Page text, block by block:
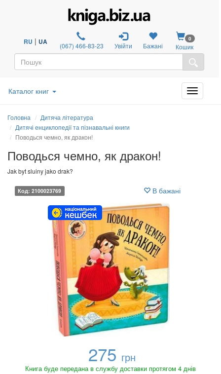
RU | UA (067) 466-83-23 Увійти Бажані
0
Кошик
Каталог книг
Головна
Дитяча література
Дитячі енциклопедії та пізнавальні книги
Поводься чемно, як дракон!
Поводься чемно, як дракон!
Jak byt sluiny jako drak?
Код: 2100023769 В бажані
275 грн
Книга буде передана в службу доставки протягом 4 днів